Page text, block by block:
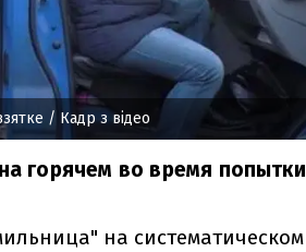
/ Кадр з відео
горячем во время попытки
на систематическом